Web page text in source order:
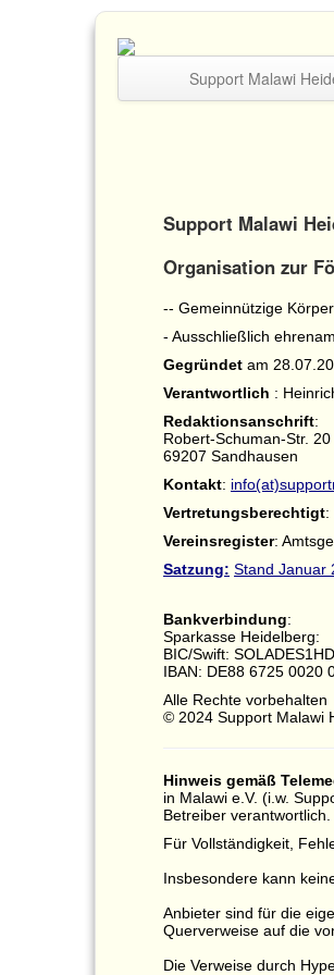
Support Malawi
Support Malawi
Organisation zur
-- Gemeinnützige
- Ausschließlich
Gegründet am
Verantwortlich :
Redaktionsanschrift:
Robert-Schuman-Str. 20
69207 Sandhausen
Kontakt:
Vertretungsberechtigt:
Vereinsregister:
Satzung: Stand Januar
Bankverbindung:
Sparkasse Heidelberg:
BIC/Swift:
IBAN: DE88 6725 0020
Alle Rechte vorbehalten
© 2024 Support Malawi
Hinweis gemäß
in Malawi e.V. (i.w.
Betreiber verantwortlich.
Für Vollständigkeit,
Insbesondere kann
Anbieter sind für die
Querverweise auf die
Die Verweise durch